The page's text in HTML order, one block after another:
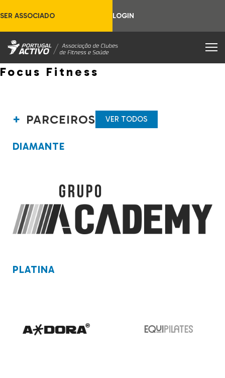
SER ASSOCIADO LOGIN
Focus Fitness
PARCEIROS VER TODOS
DIAMANTE
PLATINA